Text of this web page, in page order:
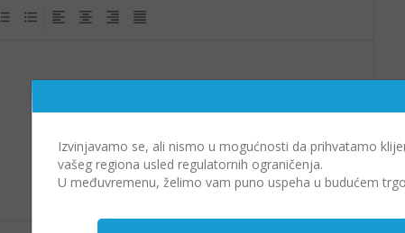
Izvinjavamo se, ali nismo u mogućnosti da prihvatamo
vašeg regiona usled regulatornih ograničenja.
U međuvremenu, želimo vam puno uspeha u budućem